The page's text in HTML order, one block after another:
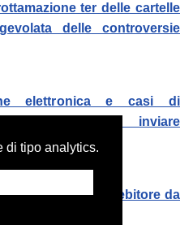
di tipo analytics.
ter delle cartelle
delle controversie
elettronica e casi di
mediche da inviare
stipendio del debitore da